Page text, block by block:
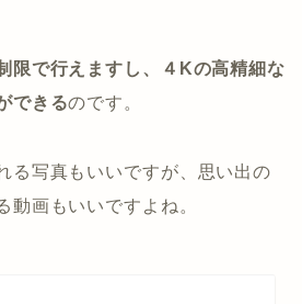
限で行えますし、４Kの高精細な
できるのです。
る写真もいいですが、思い出の
動画もいいですよね。